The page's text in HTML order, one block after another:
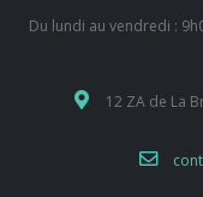
Du lundi au vendredi :
12 ZA de La